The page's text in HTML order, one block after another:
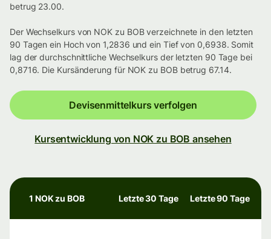
betrug 23.00.
Der Wechselkurs von NOK zu BOB verzeichnete in den letzten
90 Tagen ein Hoch von 1,2836 und ein Tief von 0,6938. Somit
lag der durchschnittliche Wechselkurs der letzten 90 Tage bei
0,8716. Die Kursänderung für NOK zu BOB betrug 67.14.
Devisenmittelkurs verfolgen
Kursentwicklung von NOK zu BOB ansehen
1 NOK zu BOB Letzte 30 Tage Letzte 90 Tage